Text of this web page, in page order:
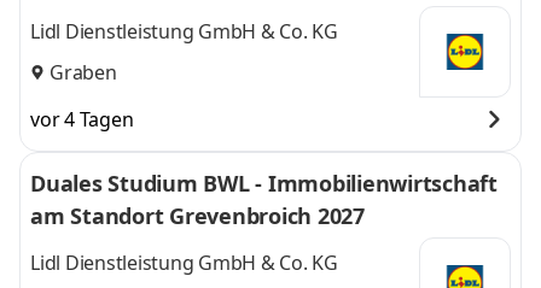
Lidl Dienstleistung GmbH & Co. KG
Graben
vor 4 Tagen
Duales Studium BWL - Immobilienwirtschaft
am Standort Grevenbroich 2027
Lidl Dienstleistung GmbH & Co. KG